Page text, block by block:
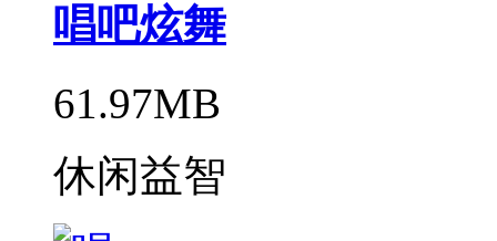
唱吧炫舞
61.97MB
休闲益智